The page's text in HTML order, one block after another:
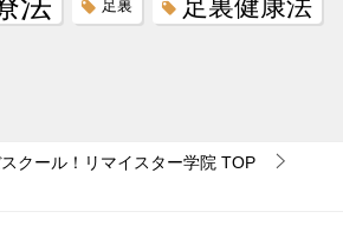
足裏 足裏健康法
クール！リマイスター学院 TOP